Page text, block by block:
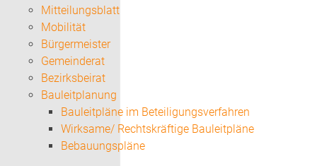
Mitteilungsblatt
Mobilität
Bürgermeister
Gemeinderat
Bezirksbeirat
Bauleitplanung
Bauleitpläne im Beteiligungsverfahren
Wirksame/ Rechtskräftige Bauleitpläne
Bebauungspläne